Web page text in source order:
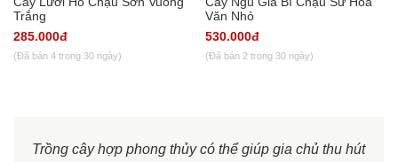
Trắng
285.000đ
(Đã bán 4 trong 30 ngày)
Văn Nhỏ
530.000đ
(Đã bán 2 trong 30 ngày)
Trồng cây hợp phong thủy có thể giúp gia chủ thu hút